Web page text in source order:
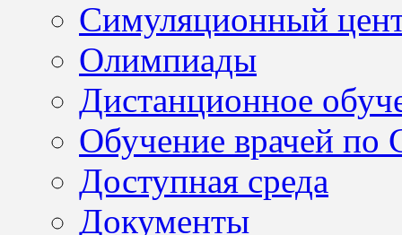
Симуляционный
Олимпиады
Дистанционное
Обучение врачей по
Доступная среда
Документы